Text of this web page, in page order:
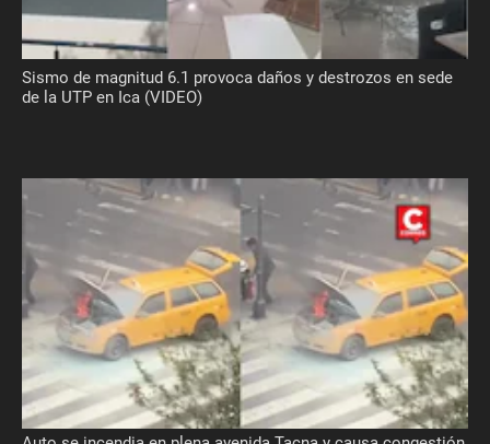
Sismo de magnitud 6.1 provoca daños y destrozos en sede
de la UTP en Ica (VIDEO)